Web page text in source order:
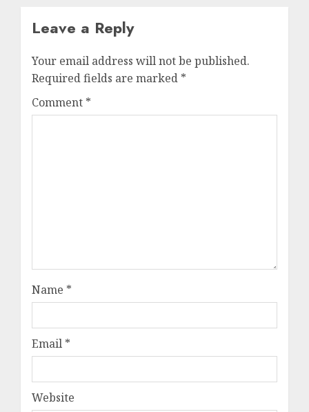
Leave a Reply
Your email address will not be published.
Required fields are marked *
Comment *
Name *
Email *
Website